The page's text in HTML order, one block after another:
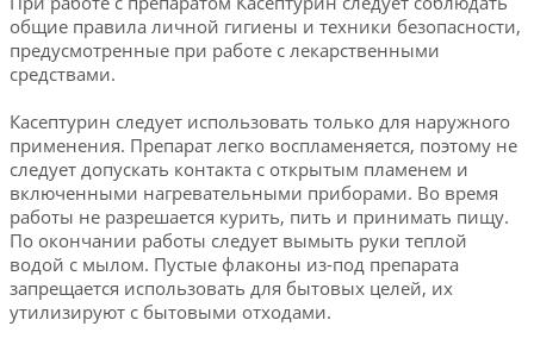
общие правила личной гигиены и техники безопасности,
предусмотренные при работе с лекарственными
средствами.
Касептурин следует использовать только для наружного
применения. Препарат легко воспламеняется, поэтому не
следует допускать контакта с открытым пламенем и
включенными нагревательными приборами. Во время
работы не разрешается курить, пить и принимать пищу.
По окончании работы следует вымыть руки теплой
водой с мылом. Пустые флаконы из-под препарата
запрещается использовать для бытовых целей, их
утилизируют с бытовыми отходами.